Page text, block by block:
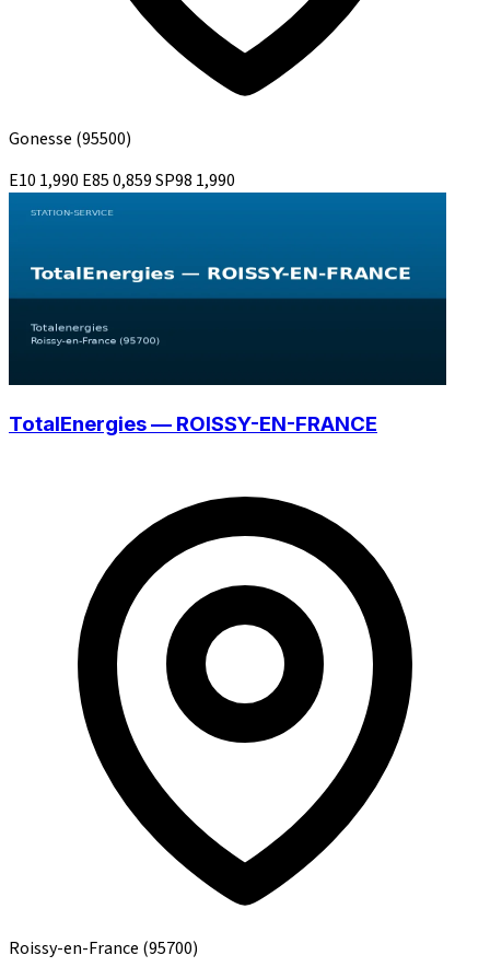
Gonesse (95500)
E10 1,990 E850,859SP98 1,990
TotalEnergies — ROISSY-EN-FRANCE
Roissy-en-France (95700)